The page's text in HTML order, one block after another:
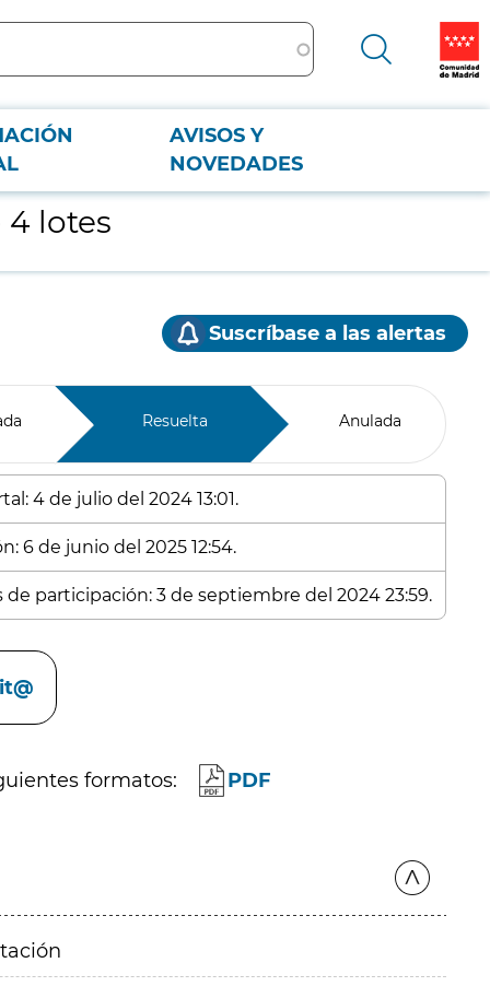
AVISOS Y
NOVEDADES
lotes
Suscríbase a las alertas
Resuelta Anulada
4 de julio del 2024 13:01.
6 de junio del 2025 12:54.
participación: 3 de septiembre del 2024 23:59.
formatos: PDF